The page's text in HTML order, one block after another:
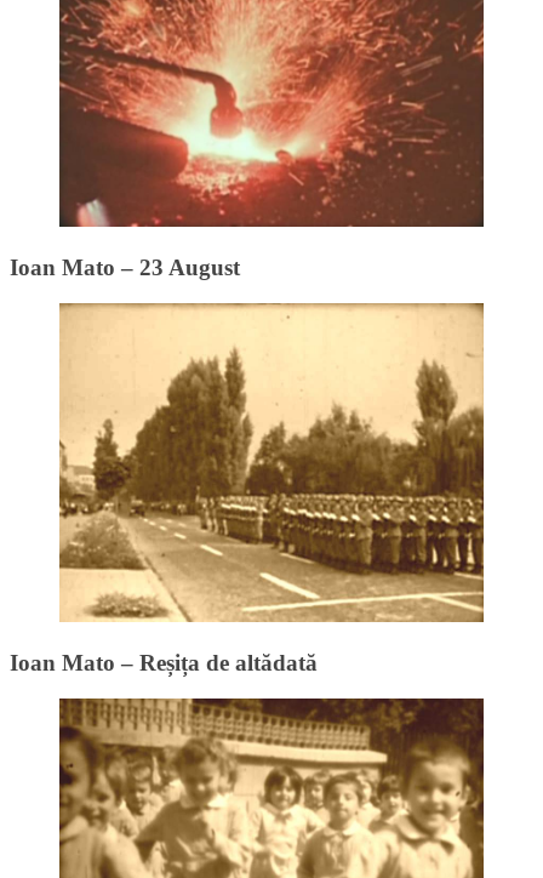
Ioan Mato – 23 August
Ioan Mato – Reșița de altădată